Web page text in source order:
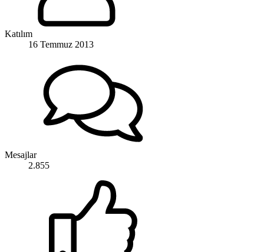
Katılım
16 Temmuz 2013
Mesajlar
2.855